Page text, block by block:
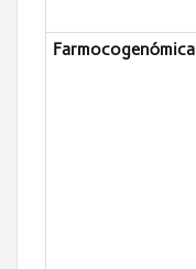
Farmocogenómica